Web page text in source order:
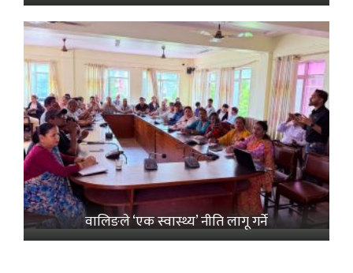
वालिङले ‘एक स्वास्थ्य’ नीति लागू गर्ने